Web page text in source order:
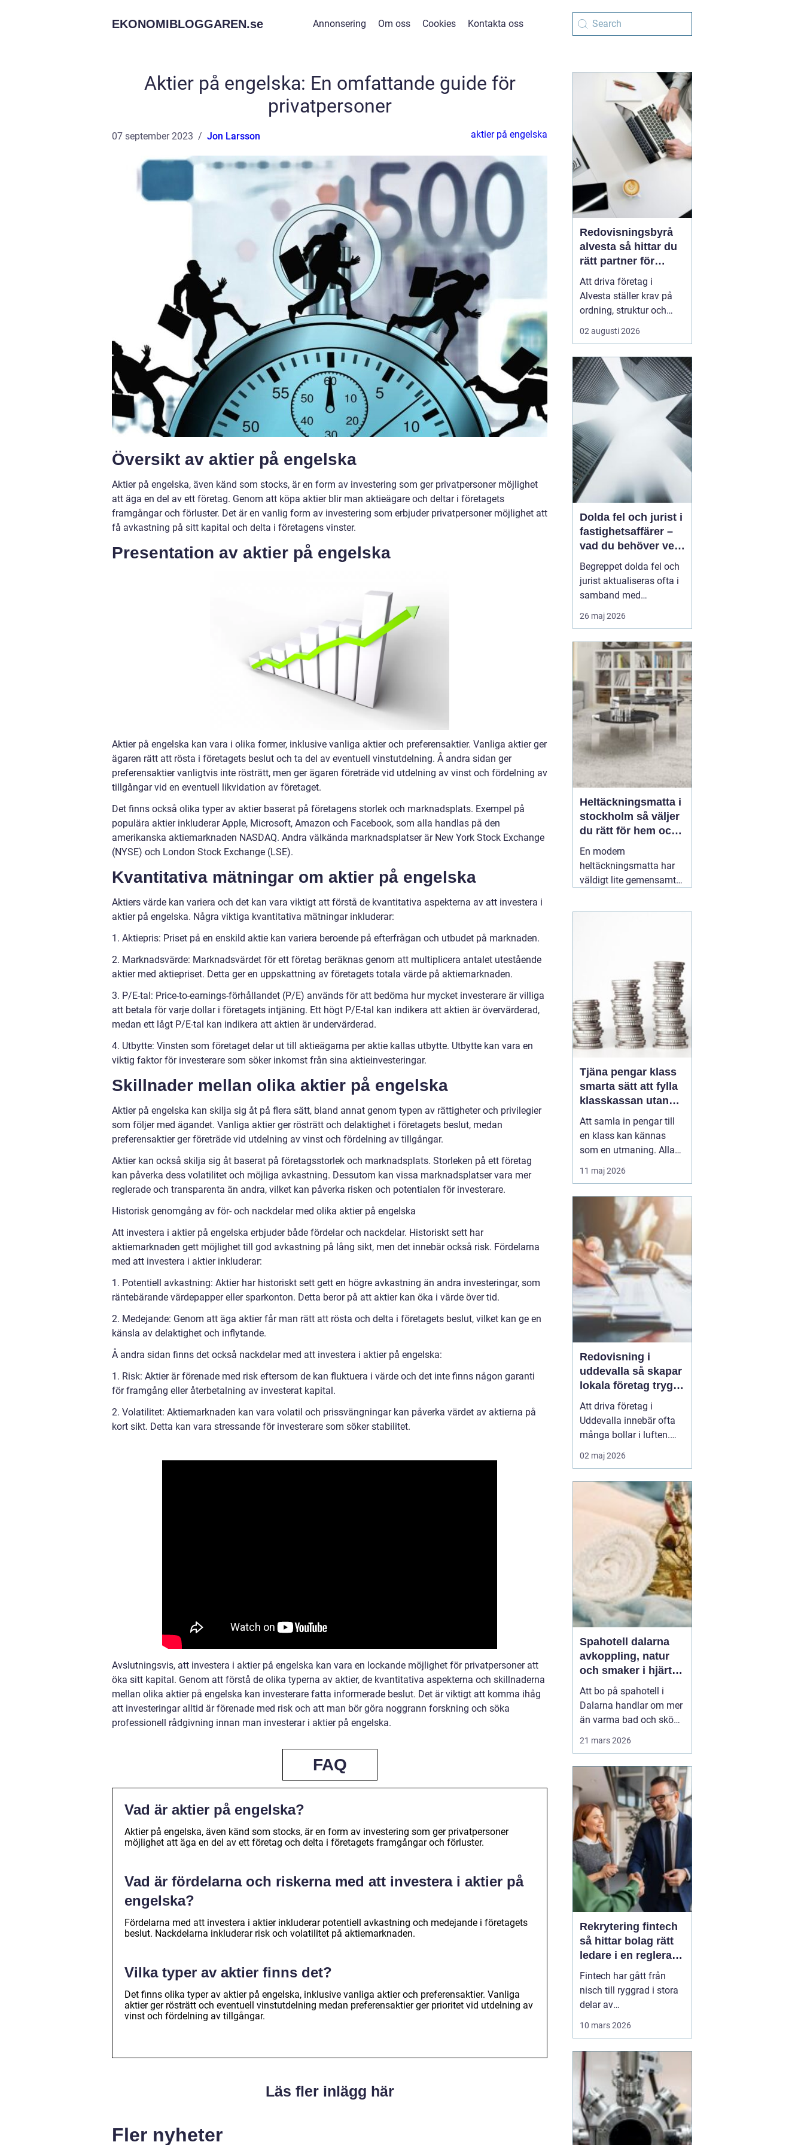
EKONOMIBLOGGAREN.se Annonsering Om oss Cookies Kontakta oss
Aktier på engelska: En omfattande guide för
privatpersoner
07 september 2023 Jon Larsson aktier på engelska
Översikt av aktier på engelska
Aktier på engelska, även känd som stocks, är en form av investering som ger privatpersoner möjlighet
att äga en del av ett företag. Genom att köpa aktier blir man aktieägare och deltar i företagets
framgångar och förluster. Det är en vanlig form av investering som erbjuder privatpersoner möjlighet att
få avkastning på sitt kapital och delta i företagens vinster.
Presentation av aktier på engelska
Aktier på engelska kan vara i olika former, inklusive vanliga aktier och preferensaktier. Vanliga aktier ger
ägaren rätt att rösta i företagets beslut och ta del av eventuell vinstutdelning. Å andra sidan ger
preferensaktier vanligtvis inte rösträtt, men ger ägaren företräde vid utdelning av vinst och fördelning av
tillgångar vid en eventuell likvidation av företaget.
Det finns också olika typer av aktier baserat på företagens storlek och marknadsplats. Exempel på
populära aktier inkluderar Apple, Microsoft, Amazon och Facebook, som alla handlas på den
amerikanska aktiemarknaden NASDAQ. Andra välkända marknadsplatser är New York Stock Exchange
(NYSE) och London Stock Exchange (LSE).
Kvantitativa mätningar om aktier på engelska
Aktiers värde kan variera och det kan vara viktigt att förstå de kvantitativa aspekterna av att investera i
aktier på engelska. Några viktiga kvantitativa mätningar inkluderar:
1. Aktiepris: Priset på en enskild aktie kan variera beroende på efterfrågan och utbudet på marknaden.
2. Marknadsvärde: Marknadsvärdet för ett företag beräknas genom att multiplicera antalet utestående
aktier med aktiepriset. Detta ger en uppskattning av företagets totala värde på aktiemarknaden.
3. P/E-tal: Price-to-earnings-förhållandet (P/E) används för att bedöma hur mycket investerare är villiga
att betala för varje dollar i företagets intjäning. Ett högt P/E-tal kan indikera att aktien är övervärderad,
medan ett lågt P/E-tal kan indikera att aktien är undervärderad.
4. Utbytte: Vinsten som företaget delar ut till aktieägarna per aktie kallas utbytte. Utbytte kan vara en
viktig faktor för investerare som söker inkomst från sina aktieinvesteringar.
Skillnader mellan olika aktier på engelska
Aktier på engelska kan skilja sig åt på flera sätt, bland annat genom typen av rättigheter och privilegier
som följer med ägandet. Vanliga aktier ger rösträtt och delaktighet i företagets beslut, medan
preferensaktier ger företräde vid utdelning av vinst och fördelning av tillgångar.
Aktier kan också skilja sig åt baserat på företagsstorlek och marknadsplats. Storleken på ett företag
kan påverka dess volatilitet och möjliga avkastning. Dessutom kan vissa marknadsplatser vara mer
reglerade och transparenta än andra, vilket kan påverka risken och potentialen för investerare.
Historisk genomgång av för- och nackdelar med olika aktier på engelska
Att investera i aktier på engelska erbjuder både fördelar och nackdelar. Historiskt sett har
aktiemarknaden gett möjlighet till god avkastning på lång sikt, men det innebär också risk. Fördelarna
med att investera i aktier inkluderar:
1. Potentiell avkastning: Aktier har historiskt sett gett en högre avkastning än andra investeringar, som
räntebärande värdepapper eller sparkonton. Detta beror på att aktier kan öka i värde över tid.
2. Medejande: Genom att äga aktier får man rätt att rösta och delta i företagets beslut, vilket kan ge en
känsla av delaktighet och inflytande.
Å andra sidan finns det också nackdelar med att investera i aktier på engelska:
1. Risk: Aktier är förenade med risk eftersom de kan fluktuera i värde och det inte finns någon garanti
för framgång eller återbetalning av investerat kapital.
2. Volatilitet: Aktiemarknaden kan vara volatil och prissvängningar kan påverka värdet av aktierna på
kort sikt. Detta kan vara stressande för investerare som söker stabilitet.
Avslutningsvis, att investera i aktier på engelska kan vara en lockande möjlighet för privatpersoner att
öka sitt kapital. Genom att förstå de olika typerna av aktier, de kvantitativa aspekterna och skillnaderna
mellan olika aktier på engelska kan investerare fatta informerade beslut. Det är viktigt att komma ihåg
att investeringar alltid är förenade med risk och att man bör göra noggrann forskning och söka
professionell rådgivning innan man investerar i aktier på engelska.
FAQ
Vad är aktier på engelska?
Aktier på engelska, även känd som stocks, är en form av investering som ger privatpersoner
möjlighet att äga en del av ett företag och delta i företagets framgångar och förluster.
Vad är fördelarna och riskerna med att investera i aktier på
engelska?
Fördelarna med att investera i aktier inkluderar potentiell avkastning och medejande i företagets
beslut. Nackdelarna inkluderar risk och volatilitet på aktiemarknaden.
Vilka typer av aktier finns det?
Det finns olika typer av aktier på engelska, inklusive vanliga aktier och preferensaktier. Vanliga
aktier ger rösträtt och eventuell vinstutdelning medan preferensaktier ger prioritet vid utdelning av
vinst och fördelning av tillgångar.
Läs fler inlägg här
Fler nyheter
Redovisningsbyrå
alvesta så hittar du
rätt partner för
företagets ekonomi
Att driva företag i
Alvesta ställer krav på
ordning, struktur och
trygghet i ekonomin.
Många företagare vill
försäljning och
verksamhet inte på
bokföring,
kvittoredovisning och
rapporter. Därför väljer
allt fler att samarbet...
02 augusti 2026
Dolda fel och jurist i
fastighetsaffärer –
vad du behöver veta
när fel upptäcks
Begreppet dolda fel och
jurist aktualiseras ofta i
samband med
fastighetsköp där
köparen efter tillträdet
inte var synliga vid
besiktning. Det kan
handla om fukt,
konstruktionsfel eller
andra brister som...
26 maj 2026
Heltäckningsmatta i
stockholm så väljer
du rätt för hem och
kontor
En modern
heltäckningsmatta har
väldigt lite gemensamt
varianterna från 70 och
ett enormt spann av
färger, material och
strukturer. För den som
planerar16 maj 2026
Tjäna pengar klass
smarta sätt att fylla
klasskassan utan
stress
Att samla in pengar till
en klass kan kännas
som en utmaning. Alla
har olika förutsättningar,
tiden är begränsad och
avgiftsfri. Samtidigt vill
många klasser ordna
klassresor, läger, nya
studiematerial eller
gemensamma upple...
11 maj 2026
Redovisning i
uddevalla så skapar
lokala företag trygg
ekonomi
Att driva företag i
Uddevalla innebär ofta
många bollar i luften.
Kunder, leveranser,
personal och
fungera samtidigt som
ekonomin behöver vara i
ordning. För många
företagare blir
redovisningen en källa
till stress, trots att den i...
02 maj 2026
Spahotell dalarna
avkoppling, natur
och smaker i hjärtat
av landskapet
Att bo på spahotell i
Dalarna handlar om mer
än varma bad och sköna
dalagårdar med historia
och vällagad mat skapar
en helhetsupplevelse
som många söker när
vardagen snurrar för
fort. Den som res...
21 mars 2026
Rekrytering fintech
så hittar bolag rätt
ledare i en reglerad
tillväxtbransch
Fintech har gått från
nisch till ryggrad i stora
delar av
banker och skapar helt
nya affärsmodeller.
Samtidigt ökar kraven
från både kunder,
investerare och
myndigheter. I den här
10 mars 2026